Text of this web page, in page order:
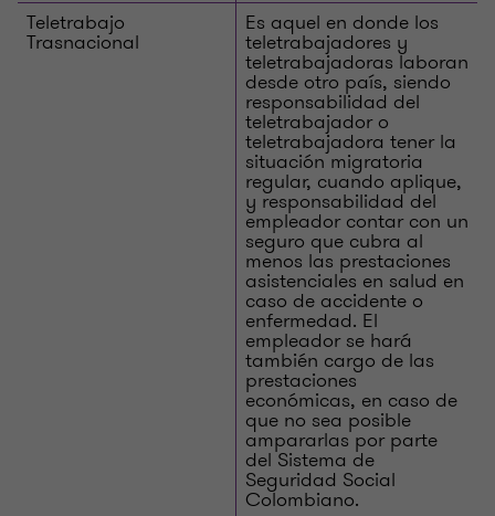
Teletrabajo
Trasnacional
Es aquel en donde los
teletrabajadores y
teletrabajadoras laboran
desde otro país, siendo
responsabilidad del
teletrabajador o
teletrabajadora tener la
situación migratoria
regular, cuando aplique,
y responsabilidad del
empleador contar con un
seguro que cubra al
menos las prestaciones
asistenciales en salud en
caso de accidente o
enfermedad. El
empleador se hará
también cargo de las
prestaciones
económicas, en caso de
que no sea posible
ampararlas por parte
del Sistema de
Seguridad Social
Colombiano.